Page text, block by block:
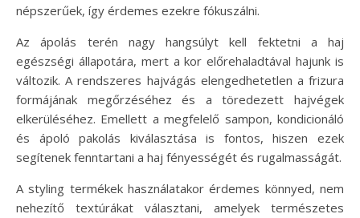
népszerűek, így érdemes ezekre fókuszálni.
Az ápolás terén nagy hangsúlyt kell fektetni a haj
egészségi állapotára, mert a kor előrehaladtával hajunk is
változik. A rendszeres hajvágás elengedhetetlen a frizura
formájának megőrzéséhez és a töredezett hajvégek
elkerüléséhez. Emellett a megfelelő sampon, kondicionáló
és ápoló pakolás kiválasztása is fontos, hiszen ezek
segítenek fenntartani a haj fényességét és rugalmasságát.
A styling termékek használatakor érdemes könnyed, nem
nehezítő textúrákat választani, amelyek természetes